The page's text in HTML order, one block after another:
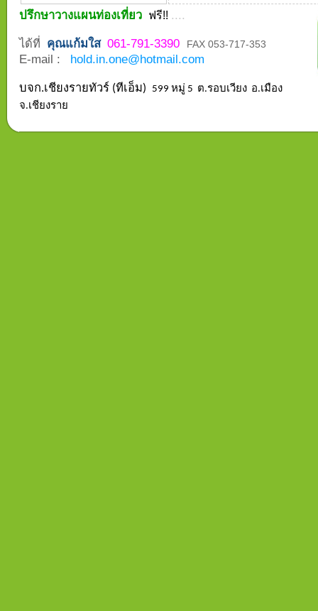
ปรึกษาวางแผนท่องเที่ยว ฟรี!! ....
ได้ที่ คุณแก้มใส 061-791-3390 FAX 053-717-353
E-mail : hold.in.one@hotmail.com
บจก.เชียงรายทัวร์ (ทีเอ็ม)
599 หมู่ 5 ต.รอบเวียง อ.เมือง
จ.เชียงราย